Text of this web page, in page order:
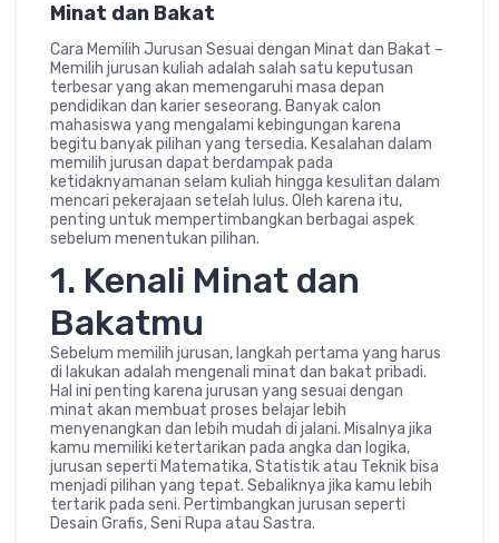
Minat dan Bakat
Cara Memilih Jurusan Sesuai dengan Minat dan Bakat –
Memilih jurusan kuliah adalah salah satu keputusan
terbesar yang akan memengaruhi masa depan
pendidikan dan karier seseorang. Banyak calon
mahasiswa yang mengalami kebingungan karena
begitu banyak pilihan yang tersedia. Kesalahan dalam
memilih jurusan dapat berdampak pada
ketidaknyamanan selam kuliah hingga kesulitan dalam
mencari pekerajaan setelah lulus. Oleh karena itu,
penting untuk mempertimbangkan berbagai aspek
sebelum menentukan pilihan.
1. Kenali Minat dan
Bakatmu
Sebelum memilih jurusan, langkah pertama yang harus
di lakukan adalah mengenali minat dan bakat pribadi.
Hal ini penting karena jurusan yang sesuai dengan
minat akan membuat proses belajar lebih
menyenangkan dan lebih mudah di jalani. Misalnya jika
kamu memiliki ketertarikan pada angka dan logika,
jurusan seperti Matematika, Statistik atau Teknik bisa
menjadi pilihan yang tepat. Sebaliknya jika kamu lebih
tertarik pada seni. Pertimbangkan jurusan seperti
Desain Grafis, Seni Rupa atau Sastra.